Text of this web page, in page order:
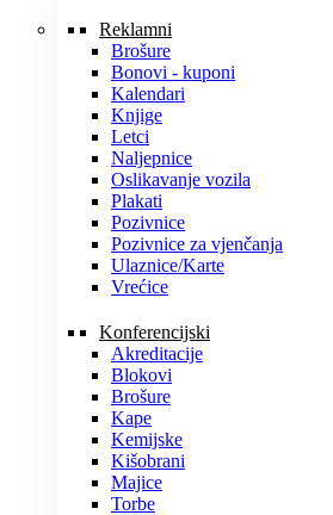
Reklamni
Brošure
Bonovi - kuponi
Kalendari
Knjige
Letci
Naljepnice
Oslikavanje vozila
Plakati
Pozivnice
Pozivnice za vjenčanja
Ulaznice/Karte
Vrećice
Konferencijski
Akreditacije
Blokovi
Brošure
Kape
Kemijske
Kišobrani
Majice
Torbe